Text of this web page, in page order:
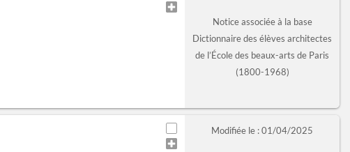
Notice associée à la base
Dictionnaire des élèves architectes
de l’École des beaux-arts de Paris
(1800-1968)
Modifiée le : 01/04/2025